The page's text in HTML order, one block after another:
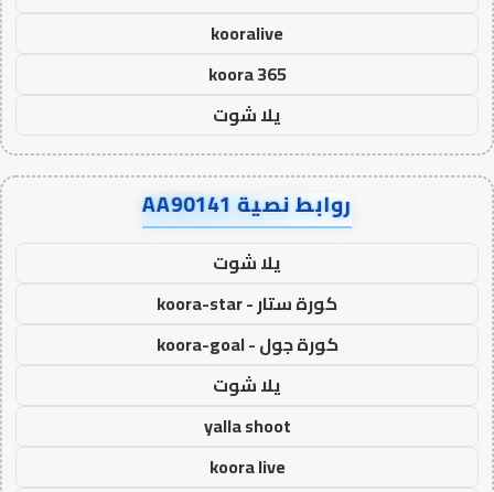
kooralive
koora 365
يلا شوت
روابط نصية AA90141
يلا شوت
كورة ستار - koora-star
كورة جول - koora-goal
يلا شوت
yalla shoot
koora live